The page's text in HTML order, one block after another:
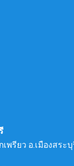
พรียว อ.เมืองสระ